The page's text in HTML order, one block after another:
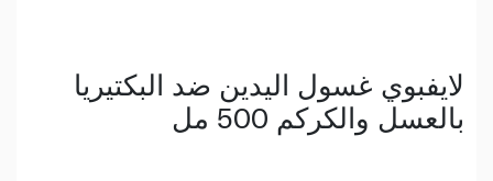
لايفبوي غسول اليدين ضد البكتيريا
بالعسل والكركم 500 مل